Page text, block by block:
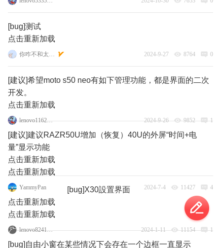
[bug]测试
点击重新加载
你咋不和太阳肩并肩 2024-9-27 8764 0
[建议]希望moto s50 neo有如下管理功能，都是界面的二次
开发。
点击重新加载
lenovo116218173 2024-9-26 9852 1
[建议]建议RAZR50U增加（恢复）40U的外屏“时间+电
量”显示功能
点击重新加载
点击重新加载
YammyPan 2024-7-4 11427 4
[bug]X30設置界面
点击重新加载
点击重新加载
lenovo82416158 2024-1-11 11154 1
[bug]自由小窗在某些情况下会存在一个边框一直显示